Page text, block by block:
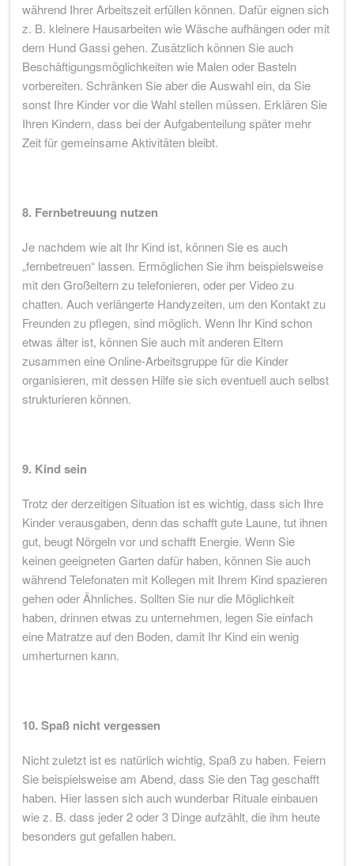
während Ihrer Arbeitszeit erfüllen können. Dafür eignen sich
z. B. kleinere Hausarbeiten wie Wäsche aufhängen oder mit
dem Hund Gassi gehen. Zusätzlich können Sie auch
Beschäftigungsmöglichkeiten wie Malen oder Basteln
vorbereiten. Schränken Sie aber die Auswahl ein, da Sie
sonst Ihre Kinder vor die Wahl stellen müssen. Erklären Sie
Ihren Kindern, dass bei der Aufgabenteilung später mehr
Zeit für gemeinsame Aktivitäten bleibt.
8. Fernbetreuung nutzen
Je nachdem wie alt Ihr Kind ist, können Sie es auch
„fernbetreuen“ lassen. Ermöglichen Sie ihm beispielsweise
mit den Großeltern zu telefonieren, oder per Video zu
chatten. Auch verlängerte Handyzeiten, um den Kontakt zu
Freunden zu pflegen, sind möglich. Wenn Ihr Kind schon
etwas älter ist, können Sie auch mit anderen Eltern
zusammen eine Online-Arbeitsgruppe für die Kinder
organisieren, mit dessen Hilfe sie sich eventuell auch selbst
strukturieren können.
9. Kind sein
Trotz der derzeitigen Situation ist es wichtig, dass sich Ihre
Kinder verausgaben, denn das schafft gute Laune, tut ihnen
gut, beugt Nörgeln vor und schafft Energie. Wenn Sie
keinen geeigneten Garten dafür haben, können Sie auch
während Telefonaten mit Kollegen mit Ihrem Kind spazieren
gehen oder Ähnliches. Sollten Sie nur die Möglichkeit
haben, drinnen etwas zu unternehmen, legen Sie einfach
eine Matratze auf den Boden, damit Ihr Kind ein wenig
umherturnen kann.
10. Spaß nicht vergessen
Nicht zuletzt ist es natürlich wichtig, Spaß zu haben. Feiern
Sie beispielsweise am Abend, dass Sie den Tag geschafft
haben. Hier lassen sich auch wunderbar Rituale einbauen
wie z. B. dass jeder 2 oder 3 Dinge aufzählt, die ihm heute
besonders gut gefallen haben.